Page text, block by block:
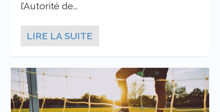
l’Autorité de...
LIRE LA SUITE